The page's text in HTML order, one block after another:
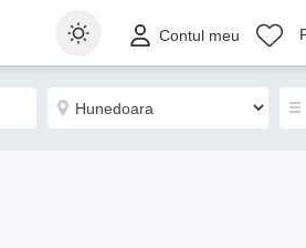
Contul meu
Sortează